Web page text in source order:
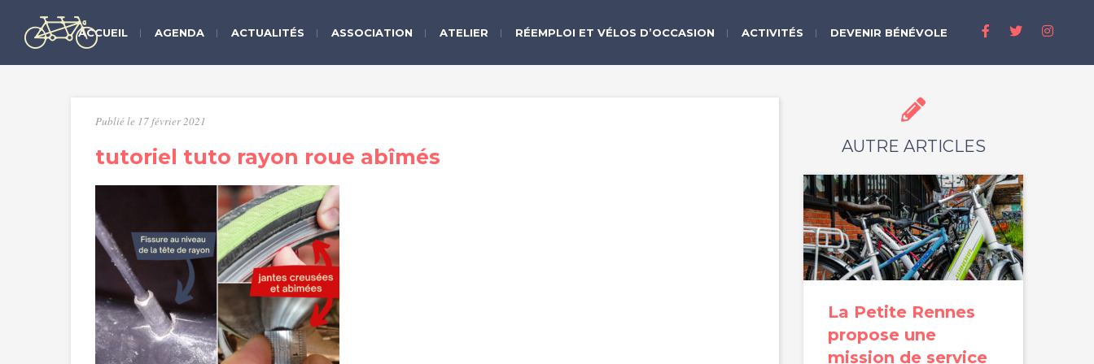
ACCUEIL AGENDA ACTUALITÉS ASSOCIATION ATELIER RÉEMPLOI ET VÉLOS D’OCCASION ACTIVITÉS DEVENIR BÉNÉVOLE
Publié le 17 février 2021
tutoriel tuto rayon roue abîmés AUTRE ARTICLES
La Petite Rennes
propose une
mission de service